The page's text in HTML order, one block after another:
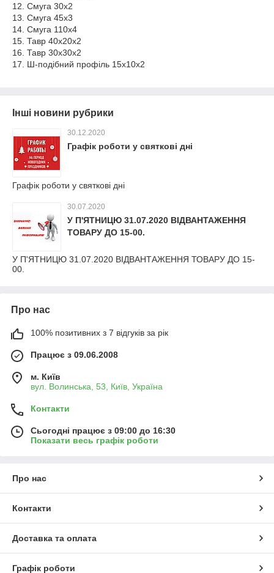
12. Смуга 30х2
13. Смуга 45х3
14. Смуга 110х4
15. Тавр 40х20х2
16. Тавр 30х30х2
17. Ш-подібний профіль 15х10х2
Інші новини рубрики
30.12.2020
Графік роботи у святкові дні
Графік роботи у святкові дні
30.07.2020
У П'ЯТНИЦЮ 31.07.2020 ВІДВАНТАЖЕННЯ
ТОВАРУ ДО 15-00.
У П'ЯТНИЦЮ 31.07.2020 ВІДВАНТАЖЕННЯ ТОВАРУ ДО 15-
00.
Про нас
100% позитивних з 7 відгуків за рік
Працює з 09.06.2008
м. Київ
вул. Волинська, 53, Київ, Україна
Контакти
Сьогодні працює з 09:00 до 16:30
Показати весь графік роботи
Про нас
Контакти
Доставка та оплата
Графік роботи